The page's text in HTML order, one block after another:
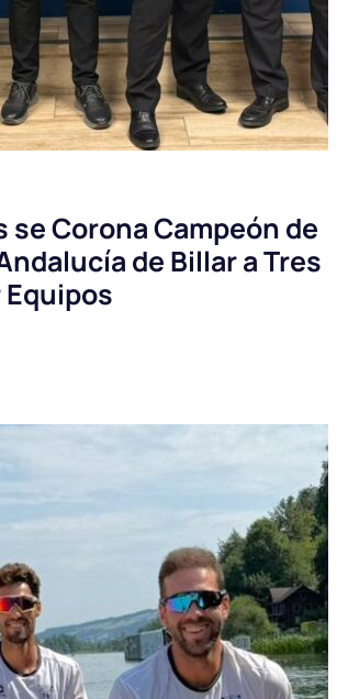
se Corona Campeón de
de Billar a Tres